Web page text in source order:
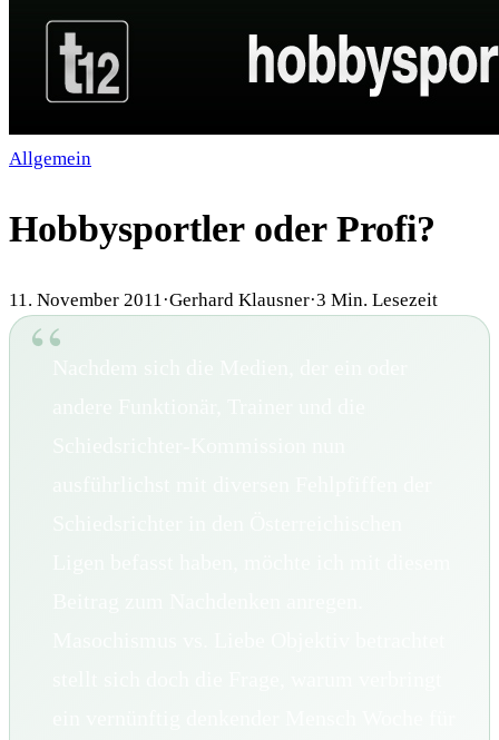
Allgemein
Hobbysportler oder Profi?
11. November 2011 ·Gerhard Klausner·3 Min. Lesezeit